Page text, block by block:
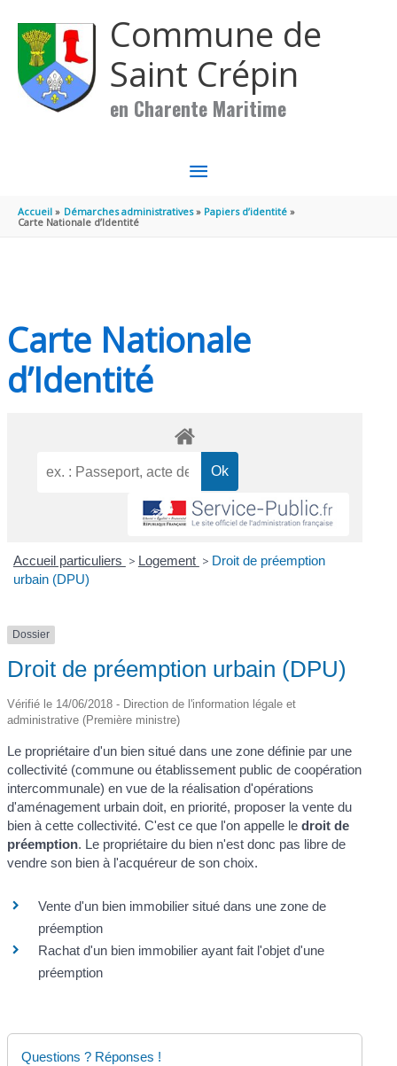
Commune de
Saint Crépin
en Charente Maritime
MENU
PRINCIPAL
Accueil Démarches administratives
Papiers d’identité
Carte Nationale d’Identité
Carte Nationale
d’Identité
Accueil particuliers > Logement > Droit de préemption
urbain (DPU)
Dossier
Droit de préemption urbain (DPU)
Vérifié le 14/06/2018 - Direction de l'information légale et
administrative (Première ministre)
Le propriétaire d'un bien situé dans une zone définie par une
collectivité (commune ou établissement public de coopération
intercommunale) en vue de la réalisation d'opérations
d'aménagement urbain doit, en priorité, proposer la vente du
bien à cette collectivité. C'est ce que l'on appelle ledroit de
préemption. Le propriétaire du bien n'est donc pas libre de
vendre son bien à l'acquéreur de son choix.
Vente d'un bien immobilier situé dans une zone de
préemption
Rachat d'un bien immobilier ayant fait l'objet d'une
préemption
Questions ? Réponses !